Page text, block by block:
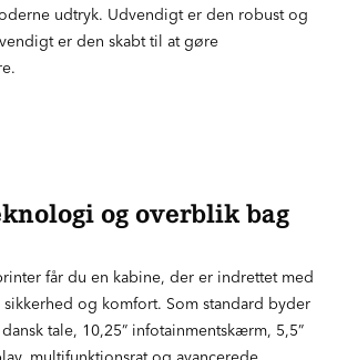
udtryk. Udvendigt er den robust og
er den skabt til at gøre
og overblik bag
får du en kabine, der er indrettet med
og komfort. Som standard byder
tale, 10,25” infotainmentskærm, 5,5”